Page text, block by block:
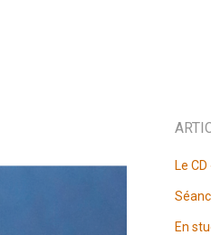
Le
En